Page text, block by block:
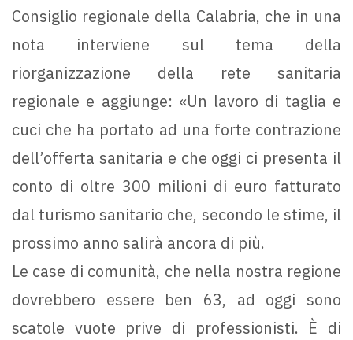
Consiglio regionale della Calabria, che in una
nota interviene sul tema della
riorganizzazione della rete sanitaria
regionale e aggiunge: «Un lavoro di taglia e
cuci che ha portato ad una forte contrazione
dell’offerta sanitaria e che oggi ci presenta il
conto di oltre 300 milioni di euro fatturato
dal turismo sanitario che, secondo le stime, il
prossimo anno salirà ancora di più.
Le case di comunità, che nella nostra regione
dovrebbero essere ben 63, ad oggi sono
scatole vuote prive di professionisti. È di